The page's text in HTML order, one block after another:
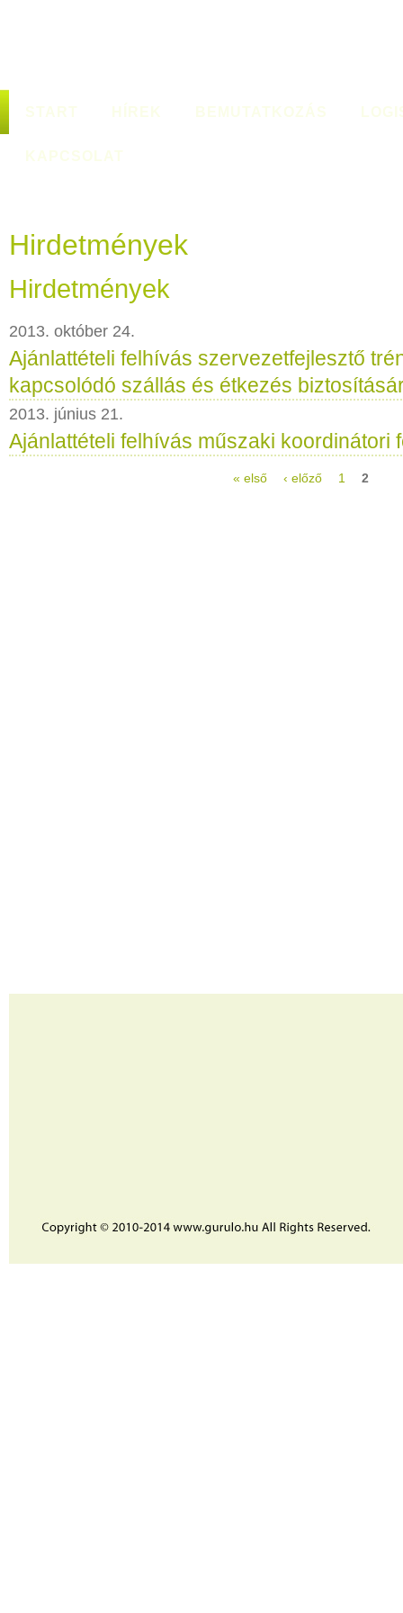
START HÍREK BEMUTATKOZÁS
KAPCSOLAT
Hirdetmények
Hirdetmények
2013. október 24.
Ajánlattételi felhívás szervezetfejlesztő
kapcsolódó szállás és étkezés
2013. június 21.
Ajánlattételi felhívás műszaki koordinátori
« első ‹ előző 1 2